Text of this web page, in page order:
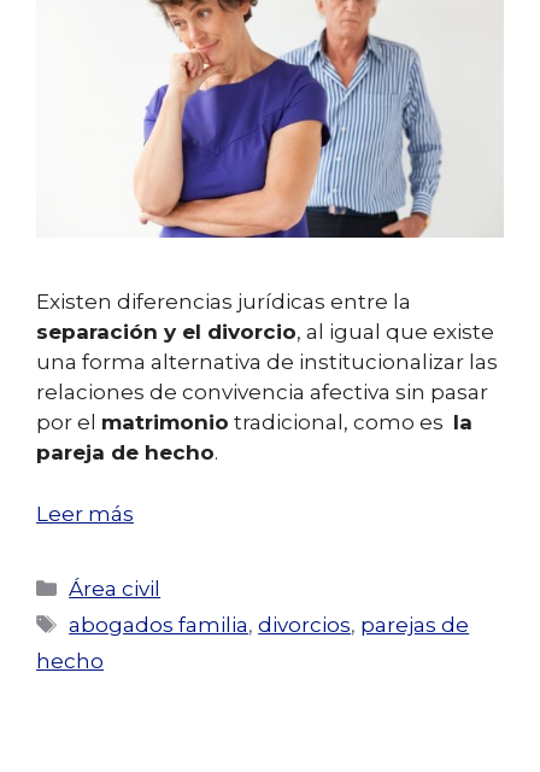
Existen diferencias jurídicas entre la
separación y el divorcio, al igual que existe
una forma alternativa de institucionalizar las
relaciones de convivencia afectiva sin pasar
por el matrimonio tradicional, como es la
pareja de hecho.
Leer más
Categorías
Área civil
Etiquetas
abogados familia,divorcios, parejas de
hecho